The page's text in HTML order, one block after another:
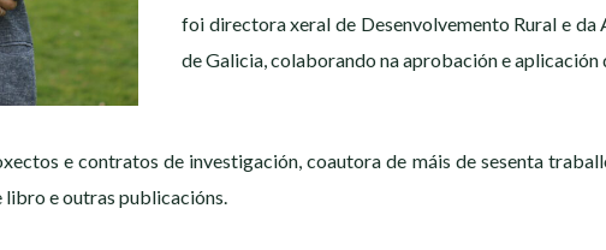
foi directora xeral de Desenvolvemento Rural e da
de Galicia, colaborando na aprobación e
e contratos de investigación, coautora de máis de sesenta
e outras publicacións.